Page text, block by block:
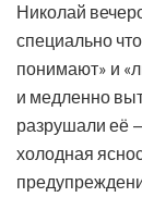
Николай
специально
понимают» и
и медленно
разрушали её
холодная